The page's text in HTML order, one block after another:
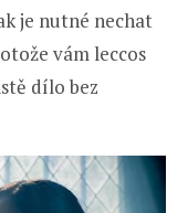
je nutné nechat
vám leccos
dílo bez